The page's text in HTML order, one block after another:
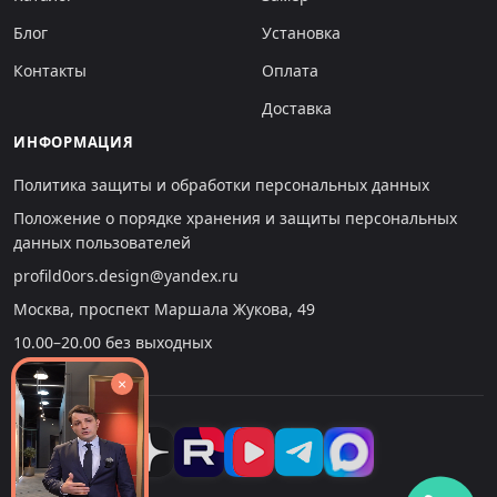
Блог
Контакты
Установка
Оплата
Доставка
ИНФОРМАЦИЯ
Политика защиты и обработки персональных данных
Положение о порядке хранения и защиты персональных
данных пользователей
profild0ors.design@yandex.ru
Москва, проспект Маршала Жукова, 49
10.00–20.00 без выходных
×